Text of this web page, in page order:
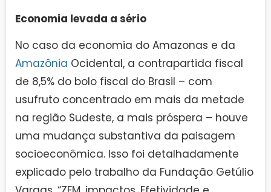
Economia levada a sério
No caso da economia do Amazonas e da
Amazônia Ocidental, a contrapartida fiscal
de 8,5% do bolo fiscal do Brasil – com
usufruto concentrado em mais da metade
na região Sudeste, a mais próspera – houve
uma mudança substantiva da paisagem
socioeconômica. Isso foi detalhadamente
explicado pelo trabalho da Fundação Getúlio